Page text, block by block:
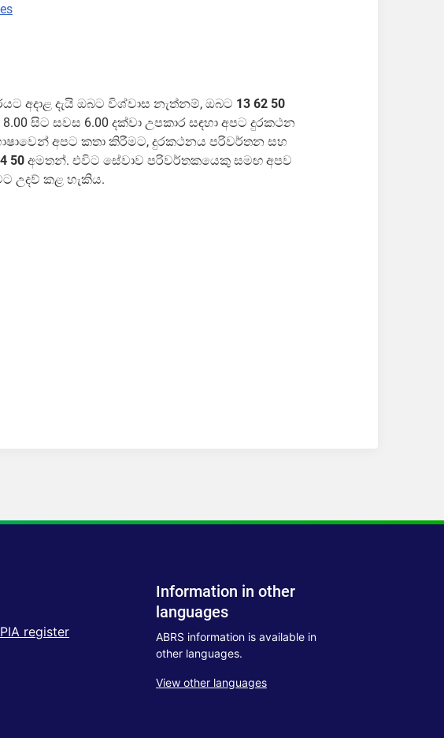
අදාළ දැයි ඔබට විශ්වාස නැත්නම්, ඔබට 13 62 50
8.00 සිට සවස 6.00 දක්වා උපකාර සඳහා අපට දුරකථන
අපට කතා කිරීමට, දුරකථනය පරිවර්තන සහ
50අමතන්. එවිට සේවාව පරිවර්තකයෙකු සමඟ අපව
උදව් කළ හැකිය.
PIA register
Information in other
languages
ABRS information is available in
other languages.
View other languages